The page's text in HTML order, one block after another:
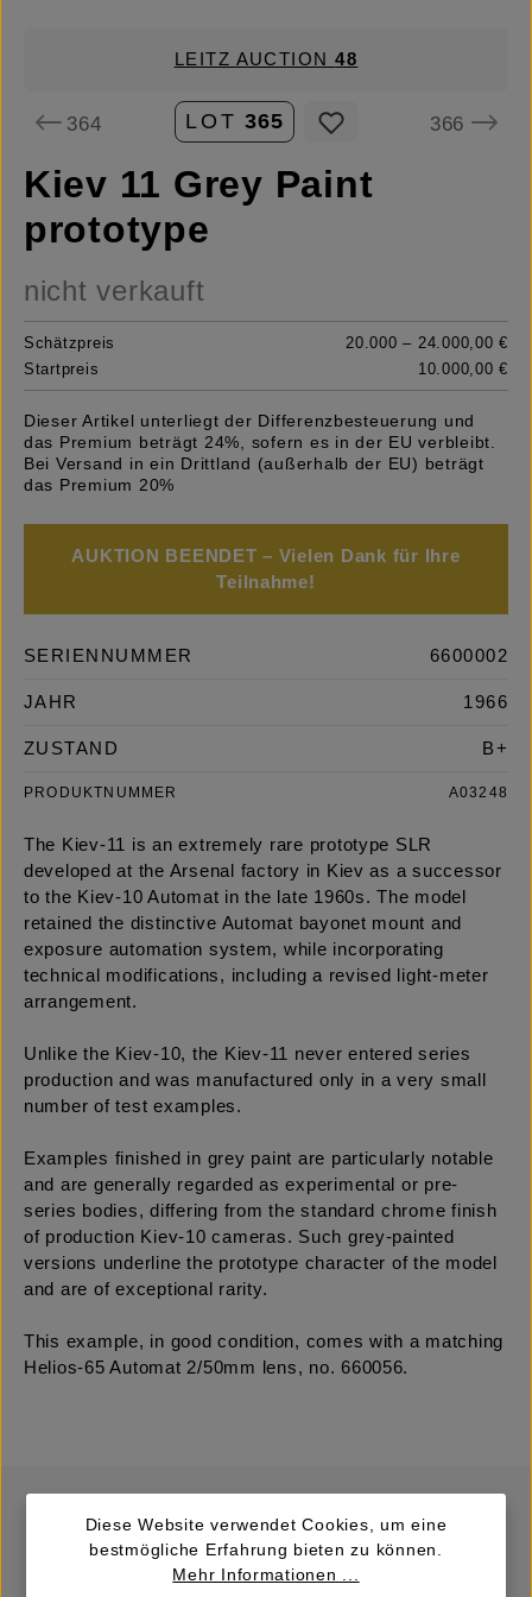
LEITZ AUCTION48
364 LOT 365 366
Kiev 11 Grey Paint
prototype
nicht verkauft
Schätzpreis
20.000 – 24.000,00 €
Startpreis
10.000,00 €
Dieser Artikel unterliegt der Differenzbesteuerung und
das Premium beträgt 24%, sofern es in der EU verbleibt.
Bei Versand in ein Drittland (außerhalb der EU) beträgt
das Premium 20%
AUKTION BEENDET – Vielen Dank für Ihre
Teilnahme!
SERIENNUMMER 6600002
JAHR 1966
ZUSTAND B+
PRODUKTNUMMER A03248
The Kiev-11 is an extremely rare prototype SLR
developed at the Arsenal factory in Kiev as a successor
to the Kiev-10 Automat in the late 1960s. The model
retained the distinctive Automat bayonet mount and
exposure automation system, while incorporating
technical modifications, including a revised light-meter
arrangement.
Unlike the Kiev-10, the Kiev-11 never entered series
production and was manufactured only in a very small
number of test examples.
Examples finished in grey paint are particularly notable
and are generally regarded as experimental or pre-
series bodies, differing from the standard chrome finish
of production Kiev-10 cameras. Such grey-painted
versions underline the prototype character of the model
and are of exceptional rarity.
This example, in good condition, comes with a matching
Helios-65 Automat 2/50mm lens, no. 660056.
Diese Website verwendet Cookies, um eine
bestmögliche Erfahrung bieten zu können.
Mehr Informationen ...